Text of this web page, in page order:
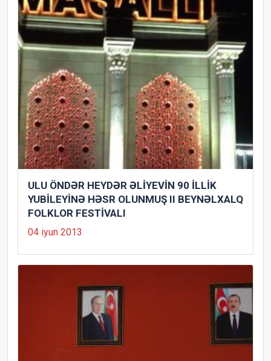
ULU ÖNDƏR HEYDƏR ƏLİYEVİN 90 İLLİK
YUBİLEYİNƏ HƏSR OLUNMUŞ II BEYNƏLXALQ
FOLKLOR FESTİVALI
04 iyun 2013